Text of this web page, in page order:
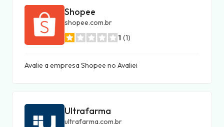
Shopee
shopee.com.br
1 (1)
Avalie a empresa Shopee no Avaliei
Ultrafarma
ultrafarma.com.br